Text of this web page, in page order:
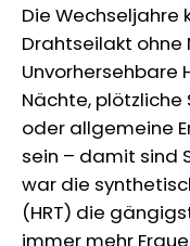
Die Wechseljahre
Drahtseilakt ohne
Unvorhersehbare
Nächte,
oder allgemeine
sein – damit sind
war die
(HRT) die
immer mehr